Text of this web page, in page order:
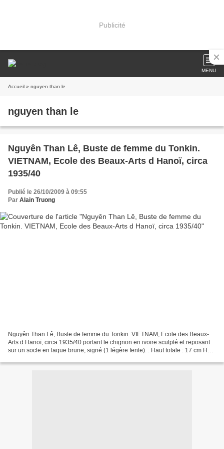
Publicité
MENU
Accueil » nguyen than le
nguyen than le
Nguyên Than Lê, Buste de femme du Tonkin.
VIETNAM, Ecole des Beaux-Arts d Hanoï, circa
1935/40
Publié le 26/10/2009 à 09:55
Par Alain Truong
Nguyên Than Lê, Buste de femme du Tonkin. VIETNAM, Ecole des Beaux-
Arts d Hanoï, circa 1935/40 portant le chignon en ivoire sculpté et reposant
sur un socle en laque brune, signé (1 légère fente). . Haut totale : 17 cm Haut